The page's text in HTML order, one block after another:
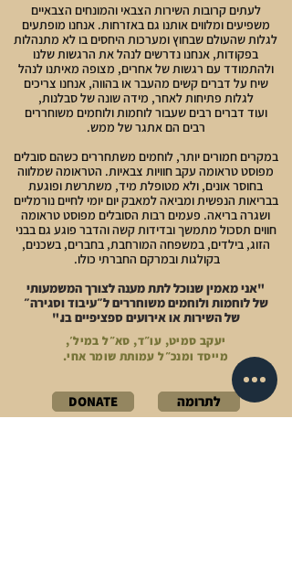
לעתים קרובות השירות הצבאי והמונחים הצבאיים
משפיעיםומלווים אותנו גם באזרחות. אנחנו מופתעים
לגלות שהעולם שבחוץ ומערכות היחסים בו לא מתנהלות
בפקודות, אנחנו נדרשים לנהלאת הרגשות שלנו
ולהתמודד עם רגשות של אחרים, מצופה מאיתנו לנהל
שיח על דברים קשים מהעבר או בהווה, אנחנו צריכים
לגלות פתיחות לאחר, מידה שונה של סבלנות,
ועוד דברים רבים שעבור לוחמות ולוחמים משוחררים
רבים הם אתגר של ממש.
במקרים חמורים יותר, לוחמים משתחררים כשהם סובלים
מפוסט טראומה עקב חוויות צבאיות. הטראומה שמלווה
בחוסר אונים, ולא מטופלת מיד, משתרשת ופוגעת
בבריאות הנפשית ומביאה למאבק יום יומי לחיים נורמליים
ושגרה בריאה. פעמים רבות הסובלים מפוסט טראומה
חווים תסכול מתמשך ובדידות קשה והדבר פוגע גם בבני
הזוג, בילדים, במשפחה המורחבת, בחברים, בשכנים,
בקולגות ובמרקם החברתי כולו. ​
"אני מאמין שנוכל לתת מענה לצורך המשמעותי
של לוחמות ולוחמים משוחררים ל״עיבוד וסגירה״
של השירות או אירועים ספציפיים בו."
יעקב סמיט, עו״ד, סא״ל במיל׳,
מייסד ומנכ״ל עמותת שומר אחי.
DONATE לתרומה